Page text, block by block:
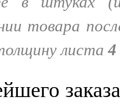
товара
листа